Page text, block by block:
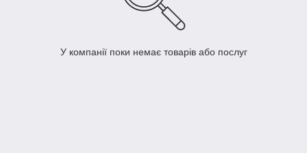
У компанії поки немає товарів або послуг